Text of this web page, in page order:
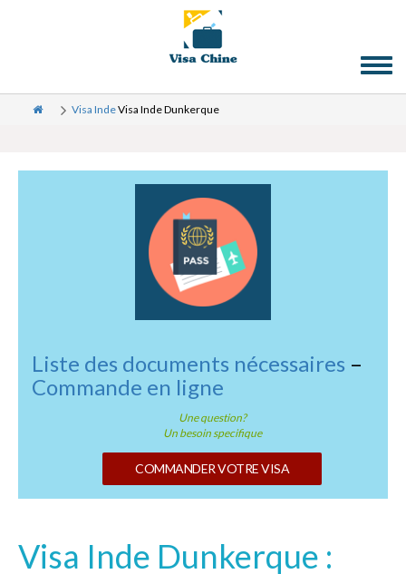
Visa IndeVisa Inde Dunkerque
Liste des documents nécessaires –
Commande en ligne
Une question?
Un besoin specifique
COMMANDER VOTRE VISA
Visa Inde Dunkerque :